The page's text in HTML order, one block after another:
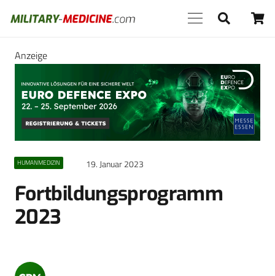
Anzeige
HUMANMEDIZIN 19. Januar 2023
Fortbildungsprogramm
2023